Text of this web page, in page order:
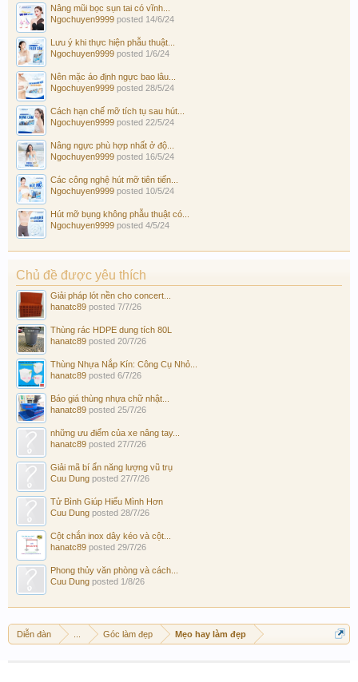
Nâng mũi bọc sụn tai có vĩnh...
Ngochuyen9999 posted 14/6/24
Lưu ý khi thực hiện phẫu thuật...
Ngochuyen9999 posted 1/6/24
Nên mặc áo định ngực bao lâu...
Ngochuyen9999 posted 28/5/24
Cách hạn chế mỡ tích tụ sau hút...
Ngochuyen9999 posted 22/5/24
Nâng ngực phù hợp nhất ở độ...
Ngochuyen9999 posted 16/5/24
Các công nghệ hút mỡ tiên tiến...
Ngochuyen9999 posted 10/5/24
Hút mỡ bụng không phẫu thuật có...
Ngochuyen9999 posted 4/5/24
Chủ đề được yêu thích
Giải pháp lót nền cho concert...
hanatc89 posted 7/7/26
Thùng rác HDPE dung tích 80L
hanatc89 posted 20/7/26
Thùng Nhựa Nắp Kín: Công Cụ Nhỏ...
hanatc89 posted 6/7/26
Báo giá thùng nhựa chữ nhật...
hanatc89 posted 25/7/26
những ưu điểm của xe nâng tay...
hanatc89 posted 27/7/26
Giải mã bí ẩn năng lượng vũ trụ
Cuu Dung posted 27/7/26
Tử Bình Giúp Hiểu Mình Hơn
Cuu Dung posted 28/7/26
Cột chắn inox dây kéo và cột...
hanatc89 posted 29/7/26
Phong thủy văn phòng và cách...
Cuu Dung posted 1/8/26
Diễn đàn Góc làm đẹp Mẹo hay làm đẹp